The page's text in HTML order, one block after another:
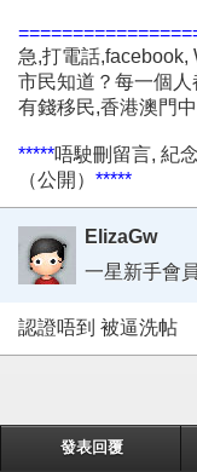
急,打電話,facebook,
市民知道？每一個
有錢移民,香港澳門
*****唔駛刪留言, 紀
（公開） *****
ElizaGw
一星新手會員
認證唔到 被逼洗帖
發表回覆